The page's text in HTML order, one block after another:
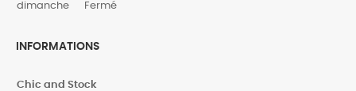
dimanche
Fermé
INFORMATIONS
Chic and Stock